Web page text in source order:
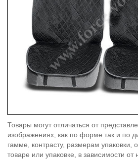
Товары могут отличаться от
изображениях, как по форме так и по
гамме, контрасту, размерам упаковки,
товаре или упаковке, в зависимости от